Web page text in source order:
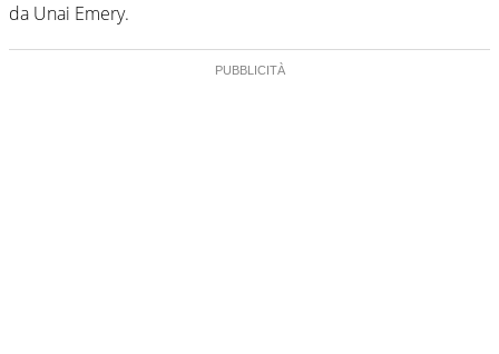
da Unai Emery.